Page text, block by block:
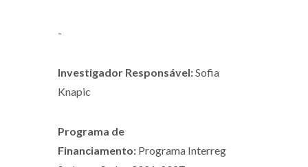
-
Investigador Responsável:Sofia
Knapic
Programa de
Financiamento: Programa Interreg